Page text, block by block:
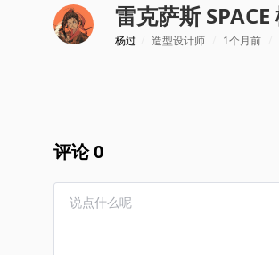
雷克萨斯
杨过 造型设计师 1个月前
评论 0